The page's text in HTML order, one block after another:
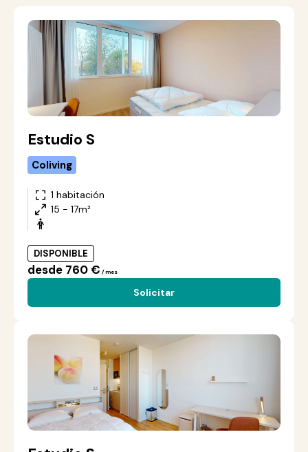
Estudio S
Coliving
1 habitación
15 - 17m²
DISPONIBLE
desde 760 € / mes
Solicitar